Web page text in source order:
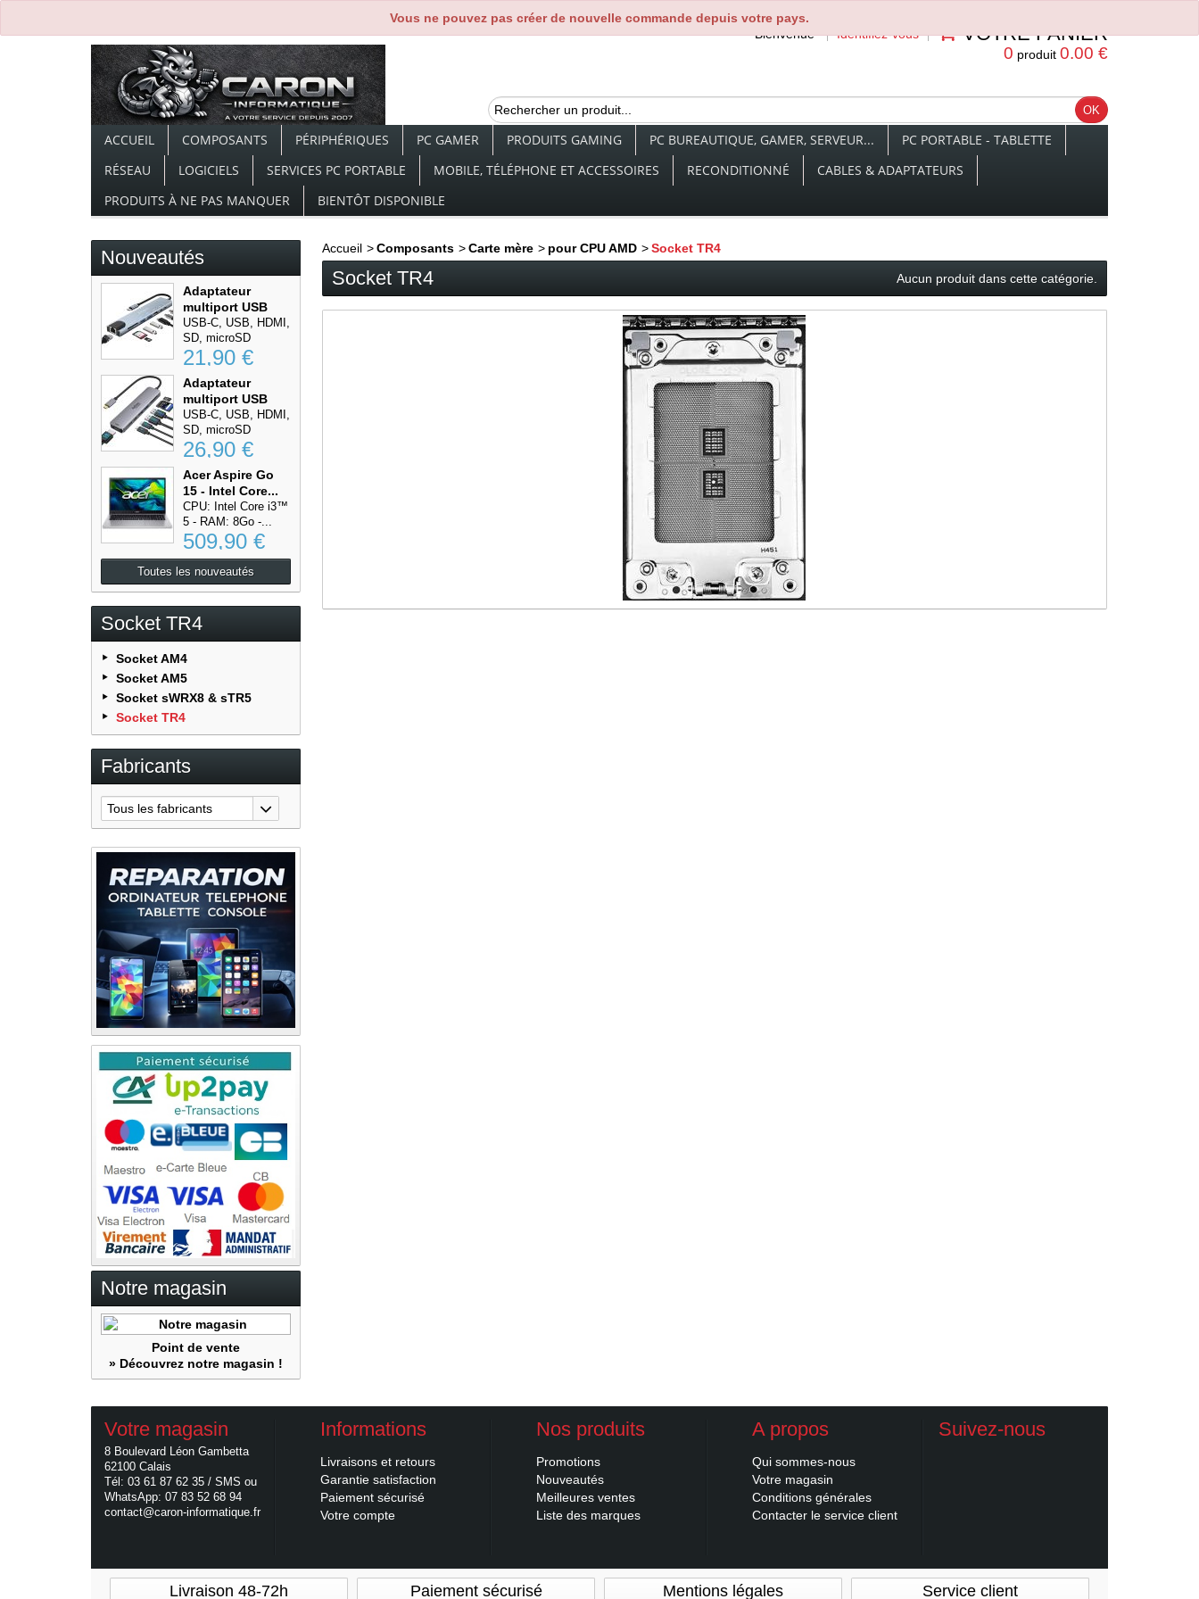
Vous ne pouvez pas créer de nouvelle commande depuis votre pays.
Bienvenue
Identifiez-vous VOTRE PANIER
0 produit 0.00 €
ACCUEIL COMPOSANTS PÉRIPHÉRIQUES PC GAMER PRODUITS GAMING PC BUREAUTIQUE, GAMER, SERVEUR...
PC PORTABLE - TABLETTE
RÉSEAU
LOGICIELS SERVICES PC PORTABLE MOBILE, TÉLÉPHONE ET ACCESSOIRES RECONDITIONNÉ
CABLES & ADAPTATEURS
PRODUITS À NE PAS MANQUER
BIENTÔT DISPONIBLE
Nouveautés
Adaptateur
multiport USB
Type-C...
USB-C, USB, HDMI,
SD, microSD
21,90 €
Adaptateur
multiport USB
Type-C...
USB-C, USB, HDMI,
SD, microSD
26,90 €
Acer Aspire Go
15 - Intel Core...
CPU: Intel Core i3™
5 - RAM: 8Go -...
509,90 €
Toutes les nouveautés
Socket TR4
Socket AM4
Socket AM5
Socket sWRX8 & sTR5
Socket TR4
Fabricants
Tous les fabricants
Notre magasin
Point de vente
» Découvrez notre magasin !
Accueil > Composants > Carte mère > pour CPU AMD > Socket TR4
Socket TR4 Aucun produit dans cette catégorie.
Votre magasin
8 Boulevard Léon Gambetta
62100 Calais
Tél: 03 61 87 62 35 / SMS ou
WhatsApp: 07 83 52 68 94
contact@caron-informatique.fr
Informations
Livraisons et retours
Garantie satisfaction
Paiement sécurisé
Votre compte
Nos produits
Promotions
Nouveautés
Meilleures ventes
Liste des marques
A propos
Qui sommes-nous
Votre magasin
Conditions générales
Contacter le service client
Suivez-nous
Livraison 48-72h Paiement sécurisé Mentions légales Service client